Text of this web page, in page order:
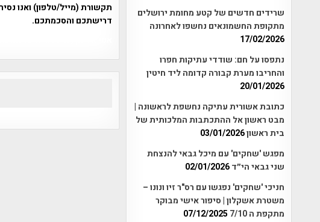
תקשורת (מייל/טלפון) ואנו
דרישתכם והסכמתכם.
שרידים חדשים של קטע מחומת ירושלים
מתקופת החשמונאים נחשפו לאחרונה
17/02/2026
נתפסו על חם: שודדי עתיקות חפרו
והחריבו מערת קבורה קדומה ליד חיטין
20/01/2026
כתובת אשורית עתיקה נחשפת לראשונה |
מבט ראשון אל ההתכתבות המלכותית של
בית ראשון03/01/2026
מפגש 'שחקים' עם מיכל גבאי להנצחת
שני גבאי הי״ד02/01/2026
חניכי 'שחקים' נפגשו עם רס"ר זיו ונונו –
משטרת אשקלון | סיפור אישי מבוקר
מתקפת ה 7/10
07/12/2025